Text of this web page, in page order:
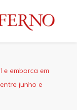
embarca em
junho e